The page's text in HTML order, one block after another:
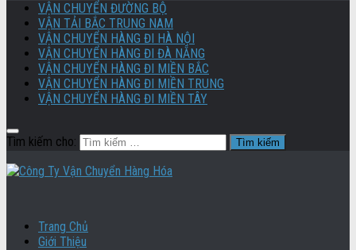
VẬN CHUYỂN ĐƯỜNG BỘ
VẬN TẢI BẮC TRUNG NAM
VẬN CHUYỂN HÀNG ĐI HÀ NỘI
VẬN CHUYỂN HÀNG ĐI ĐÀ NẴNG
VẬN CHUYỂN HÀNG ĐI MIỀN BẮC
VẬN CHUYỂN HÀNG ĐI MIỀN TRUNG
VẬN CHUYỂN HÀNG ĐI MIỀN TÂY
Tìm kiếm cho:
Trang Chủ
Giới Thiệu